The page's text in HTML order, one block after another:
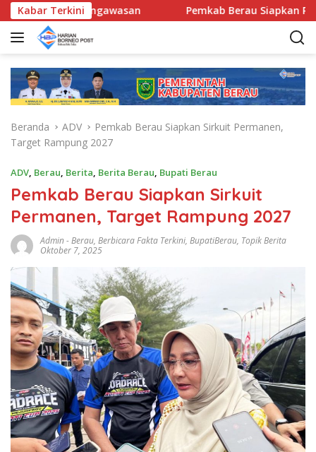
a
Kabar Terkini
Pengawasan Pemkab Berau Siapkan
Beranda ADV
Pemkab Berau Siapkan Sirkuit Permanen,
Target Rampung 2027
ADV, Berau, Berita, Berita Berau, Bupati Berau
Pemkab Berau Siapkan Sirkuit
Permanen, Target Rampung 2027
Admin-Berau, Berbicara Fakta Terkini, BupatiBerau, Topik Berita
Oktober 7, 2025